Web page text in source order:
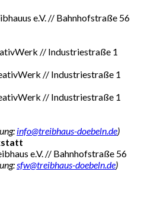
e.V. // Bahnhofstraße 56
// Industriestraße 1
// Industriestraße 1
// Industriestraße 1
info@treibhaus-doebeln.de)
e.V. // Bahnhofstraße 56
sfw@treibhaus-doebeln.de)